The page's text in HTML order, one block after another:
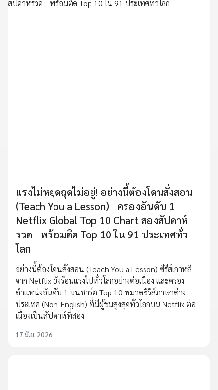
แรงไม่หยุดฉุดไม่อยู่! อย่างนี้ต้องโดนสั่งสอน
(Teach You a Lesson) ครองอันดับ 1
Netflix Global Top 10 Chart สองสัปดาห์
รวด พร้อมติด Top 10 ใน 91 ประเทศทั่ว
โลก
อย่างนี้ต้องโดนสั่งสอน (Teach You a Lesson) ซีรีส์เกาหลี
จาก Netflix ยังร้อนแรงไปทั่วโลกอย่างต่อเนื่อง และครอง
ตำแหน่งอันดับ 1 บนชาร์ต Top 10 หมวดซีรีส์ภาษาต่าง
ประเทศ (Non-English) ที่มีผู้ชมสูงสุดทั่วโลกบน Netflix ต่อ
เนื่องเป็นสัปดาห์ที่สอง
17 มิ.ย. 2026